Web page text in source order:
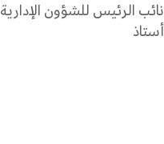
عميد كلية الملك عبد الله الثاني
للهندسة